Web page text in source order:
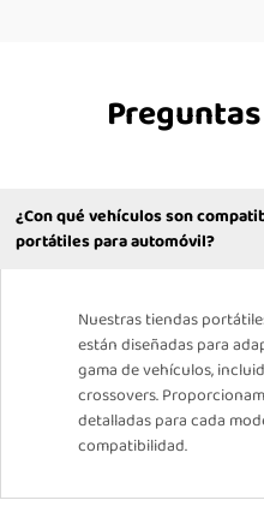
¿Con qué vehículos son
portátiles para automóvil?
Nuestras tiendas
están diseñadas para
gama de vehículos,
crossovers.
detalladas para cada
compatibilidad.